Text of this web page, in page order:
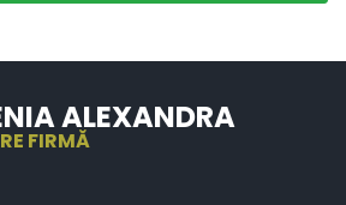
ALEXANDRA
FIRMĂ